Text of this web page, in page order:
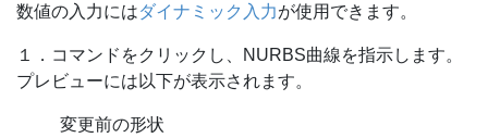
数値の入力にはダイナミック入力が使用できます。
１．コマンドをクリックし、NURBS曲線を指示します。
プレビューには以下が表示されます。
変更前の形状